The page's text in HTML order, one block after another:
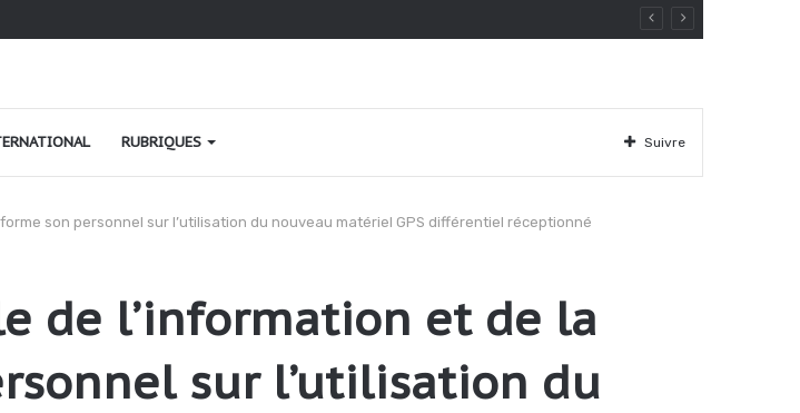
sur le verdissement et la qualité
RUBRIQUES Suivre
son personnel sur l’utilisation du nouveau matériel GPS différentiel réceptionné
de l’information et de la
sur l’utilisation du